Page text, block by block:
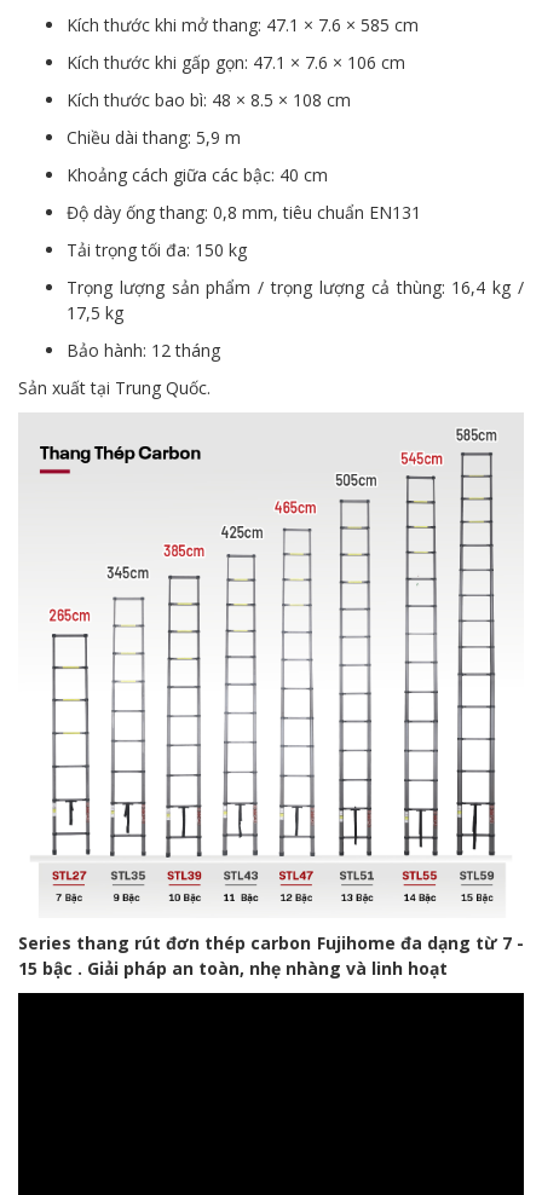
Kích thước khi mở thang: 47.1 × 7.6 × 585 cm
Kích thước khi gấp gọn: 47.1 × 7.6 × 106 cm
Kích thước bao bì: 48 × 8.5 × 108 cm
Chiều dài thang: 5,9 m
Khoảng cách giữa các bậc: 40 cm
Độ dày ống thang: 0,8 mm, tiêu chuẩn EN131
Tải trọng tối đa: 150 kg
Trọng lượng sản phẩm / trọng lượng cả thùng: 16,4 kg /
17,5 kg
Bảo hành: 12 tháng
Sản xuất tại Trung Quốc.
Series thang rút đơn thép carbon Fujihome đa dạng từ 7 -
15 bậc . Giải pháp an toàn, nhẹ nhàng và linh hoạt